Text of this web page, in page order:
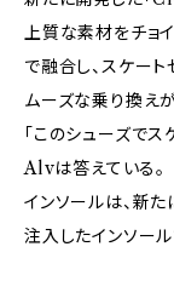
上質な素材をチョ
で融合し、スケー
ムーズな乗り換え
「このシューズでス
Alvは答えている。
インソールは、新
注入したインソール